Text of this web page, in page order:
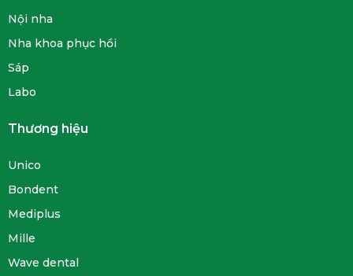
Nội nha
Nha khoa phục hồi
Sáp
Labo
Thương hiệu
Unico
Bondent
Mediplus
Mille
Wave dental